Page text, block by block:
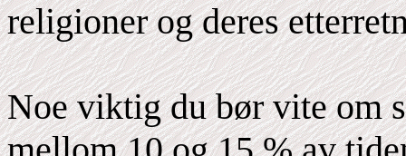
religioner og deres
Noe viktig du bør vite om